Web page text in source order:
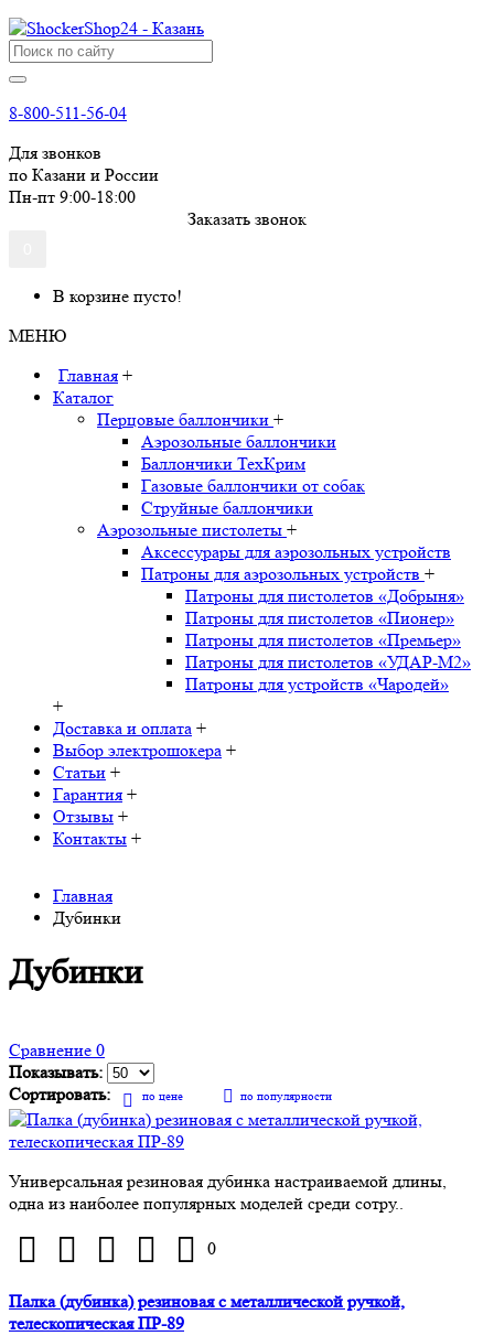
8-800-511-56-04
Для звонков
по Казани и России
Пн-пт 9:00-18:00
Заказать звонок
В корзине пусто!
МЕНЮ
Главная +
Каталог
Перцовые баллончики +
Аэрозольные баллончики
Баллончики ТехКрим
Газовые баллончики от собак
Струйные баллончики
Аэрозольные пистолеты +
Аксессурары для аэрозольных устройств
Патроны для аэрозольных устройств +
Патроны для пистолетов «Добрыня»
Патроны для пистолетов «Пионер»
Патроны для пистолетов «Премьер»
Патроны для пистолетов «УДАР-M2»
Патроны для устройств «Чародей»
+
Доставка и оплата +
Выбор электрошокера +
Статьи +
Гарантия +
Отзывы +
Контакты +
Главная
Дубинки
Дубинки
Сравнение 0
Показывать:
Сортировать:
по цене по популярности
Универсальная резиновая дубинка настраиваемой длины,
одна из наиболее популярных моделей среди сотру..
0
Палка (дубинка) резиновая с металлической ручкой,
телескопическая ПР-89